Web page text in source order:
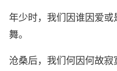
年少时，我们因谁因爱
舞。
沧桑后，我们何因何故